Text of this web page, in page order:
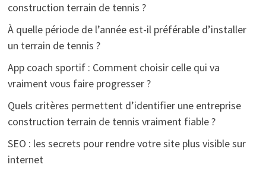
construction terrain de tennis ?
À quelle période de l’année est-il préférable d’installer
un terrain de tennis ?
App coach sportif : Comment choisir celle qui va
vraiment vous faire progresser ?
Quels critères permettent d’identifier une entreprise
construction terrain de tennis vraiment fiable ?
SEO : les secrets pour rendre votre site plus visible sur
internet